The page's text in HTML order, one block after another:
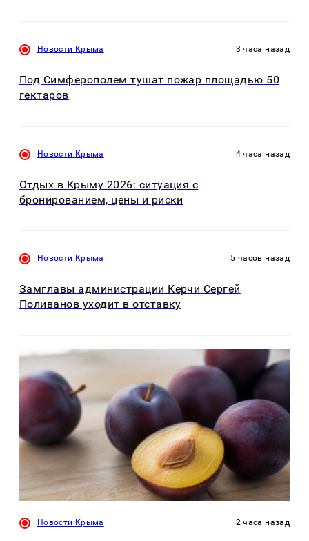
Новости Крыма 3 часа назад
Под Симферополем тушат пожар площадью 50
гектаров
Новости Крыма 4 часа назад
Отдых в Крыму 2026: ситуация с
бронированием, цены и риски
Новости Крыма 5 часов назад
Замглавы администрации Керчи Сергей
Поливанов уходит в отставку
Новости Крыма 2 часа назад